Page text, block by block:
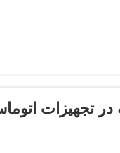
تجهیزات